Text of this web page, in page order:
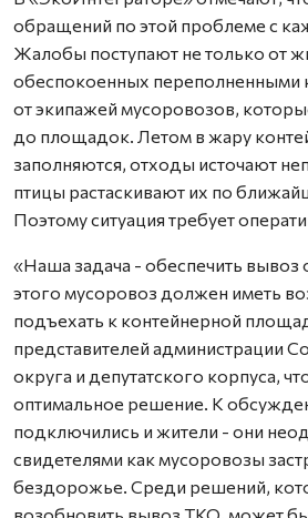
обращений по этой проблеме с
Жалобы поступают не только от
обеспокоенных переполненными
от экипажей мусоровозов,
до площадок. Летом в жару
заполняются, отходы источают
птицы растаскивают их по
Поэтому ситуация требует
«Наша задача - обеспечить вывоз
этого мусоровоз должен иметь
подъехать к контейнерной
представителей администрации
округа и депутатского корпуса,
оптимальное решение. К
подключились и жители - они
свидетелями как мусоровозы
бездорожье. Среди решений,
возобновить вывоз ТКО, может